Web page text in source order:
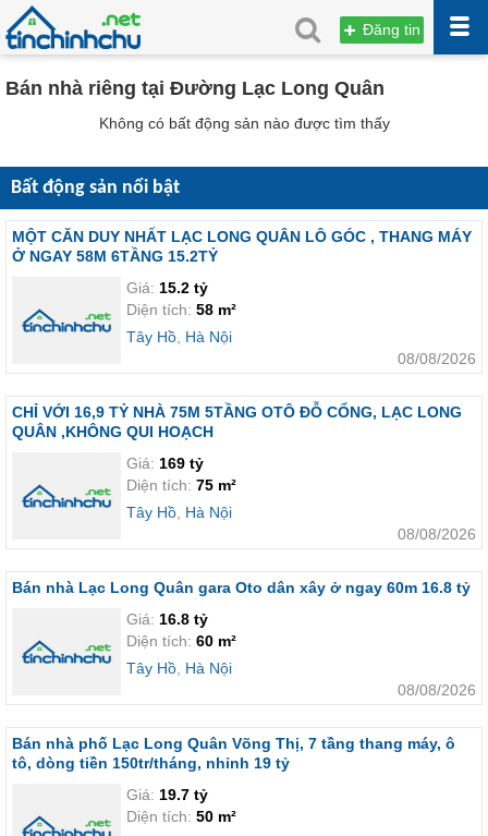
Đăng tin
Bán nhà riêng tại Đường Lạc Long Quân
Không có bất động sản nào được tìm thấy
Bất động sản nổi bật
MỘT CĂN DUY NHẤT LẠC LONG QUÂN LÔ GÓC , THANG MÁY
Ở NGAY 58M 6TẦNG 15.2TỶ
Giá: 15.2 tỷ
Diện tích: 58 m²
Tây Hồ Hà Nội
08/08/2026
CHỈ VỚI 16,9 TỶ NHÀ 75M 5TẦNG OTÔ ĐỖ CỔNG, LẠC LONG
QUÂN ,KHÔNG QUI HOẠCH
Giá: 169 tỷ
Diện tích: 75 m²
Tây Hồ Hà Nội
08/08/2026
Bán nhà Lạc Long Quân gara Oto dân xây ở ngay 60m 16.8 tỷ
Giá: 16.8 tỷ
Diện tích: 60 m²
Tây Hồ Hà Nội
08/08/2026
Bán nhà phố Lạc Long Quân Võng Thị, 7 tầng thang máy, ô
tô, dòng tiền 150tr/tháng, nhỉnh 19 tỷ
Giá: 19.7 tỷ
Diện tích: 50 m²